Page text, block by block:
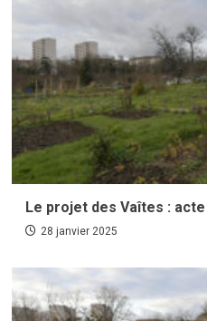
Le projet des Vaîtes : acte
28 janvier 2025